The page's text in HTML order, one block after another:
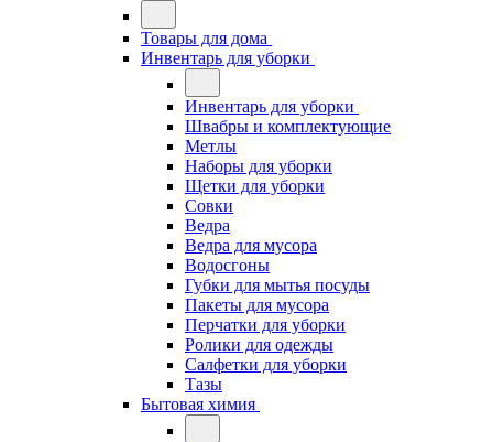
Товары для дома
Инвентарь для уборки
Инвентарь для уборки
Швабры и комплектующие
Метлы
Наборы для уборки
Щетки для уборки
Совки
Ведра
Ведра для мусора
Водосгоны
Губки для мытья посуды
Пакеты для мусора
Перчатки для уборки
Ролики для одежды
Салфетки для уборки
Тазы
Бытовая химия